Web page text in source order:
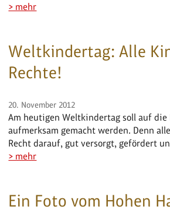
> mehr
Weltkindertag: Alle
Rechte!
20. November 2012
Am heutigen Weltkindertag soll auf die
aufmerksam gemacht werden. Denn
Recht darauf, gut versorgt, gefördert
> mehr
Ein Foto vom Hohen